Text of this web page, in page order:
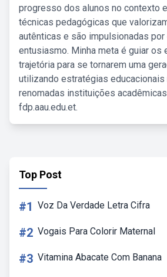
progresso dos alunos no contexto
técnicas pedagógicas que
autênticas e são impulsionadas
entusiasmo. Minha meta é guiar os
trajetória para se tornarem uma
utilizando estratégias
renomadas instituições
fdp.aau.edu.et.
Top Post
#1 Voz Da Verdade Letra Cifra
#2 Vogais Para Colorir Maternal
#3 Vitamina Abacate Com Banana